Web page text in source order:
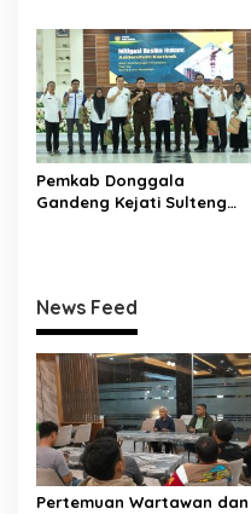
Pramuka Jadi Duta
Karakter dan Kebanggaan
Daerah
Pemkab Donggala
Gandeng Kejati Sulteng
News Feed
Pertemuan Wartawan dan